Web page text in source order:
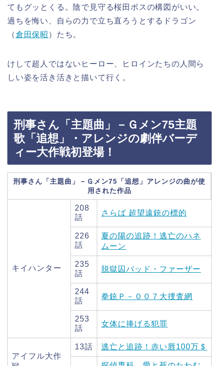
てもグッとくる。陰で見守る桜田ボスの構図がいい。
過ちを悔い、自らの力で立ち直ろうとするドラゴン
（倉田保昭 ）たち。
けして超人ではないヒーロー、ヒロインたちの人間ら
しい姿を活き活きと描いて行く。
刑事さん「主題曲」－Ｇメン75主題
歌「追想」・アレンジの劇伴バーデ
ィー大作戦初登場！
刑事さん「主題曲」－Ｇメン75「追想」アレンジの曲が使
用された作品
キイハンター
208
話
さらば 超望遠銃の標的
226
話
夏の陽の追跡！逃亡のハネ
ムーン
235
話
脱獄囚バッド・ファーザー
244
話
拳銃Ｐ－００７大捜査網
253
話
女体に捧げる犯罪
アイフル大作
13話 逃亡と追跡！赤い唇100万＄